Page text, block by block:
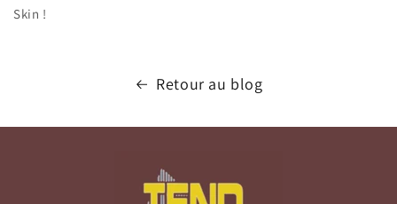
Skin !
Retour au blog